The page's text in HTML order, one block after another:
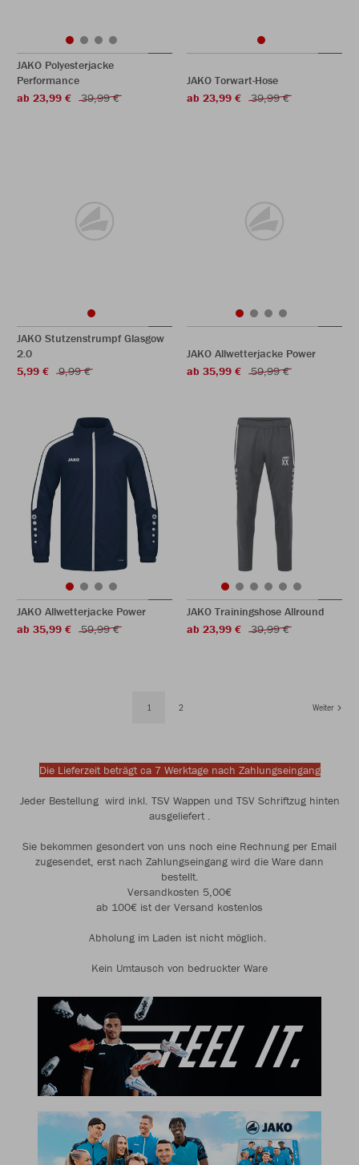
JAKO Polyesterjacke
Performance
ab 23,99 €
39,99 €
JAKO Torwart-Hose
ab 23,99 €
39,99 €
JAKO Stutzenstrumpf Glasgow
2.0
5,99 €
9,99 €
JAKO Allwetterjacke Power
ab 35,99 €
59,99 €
JAKO Allwetterjacke Power
ab 35,99 €
59,99 €
JAKO Trainingshose Allround
ab 23,99 €
39,99 €
1 2 Weiter
Die Lieferzeit beträgt ca 7 Werktage nach Zahlungseingang
Jeder Bestellung wird inkl. TSV Wappen und TSV Schriftzug hinten
ausgeliefert .
Sie bekommen gesondert von uns noch eine Rechnung per Email
zugesendet, erst nach Zahlungseingang wird die Ware dann
bestellt.
Versandkosten 5,00€
ab 100€ ist der Versand kostenlos
Abholung im Laden ist nicht möglich.
Kein Umtausch von bedruckter Ware